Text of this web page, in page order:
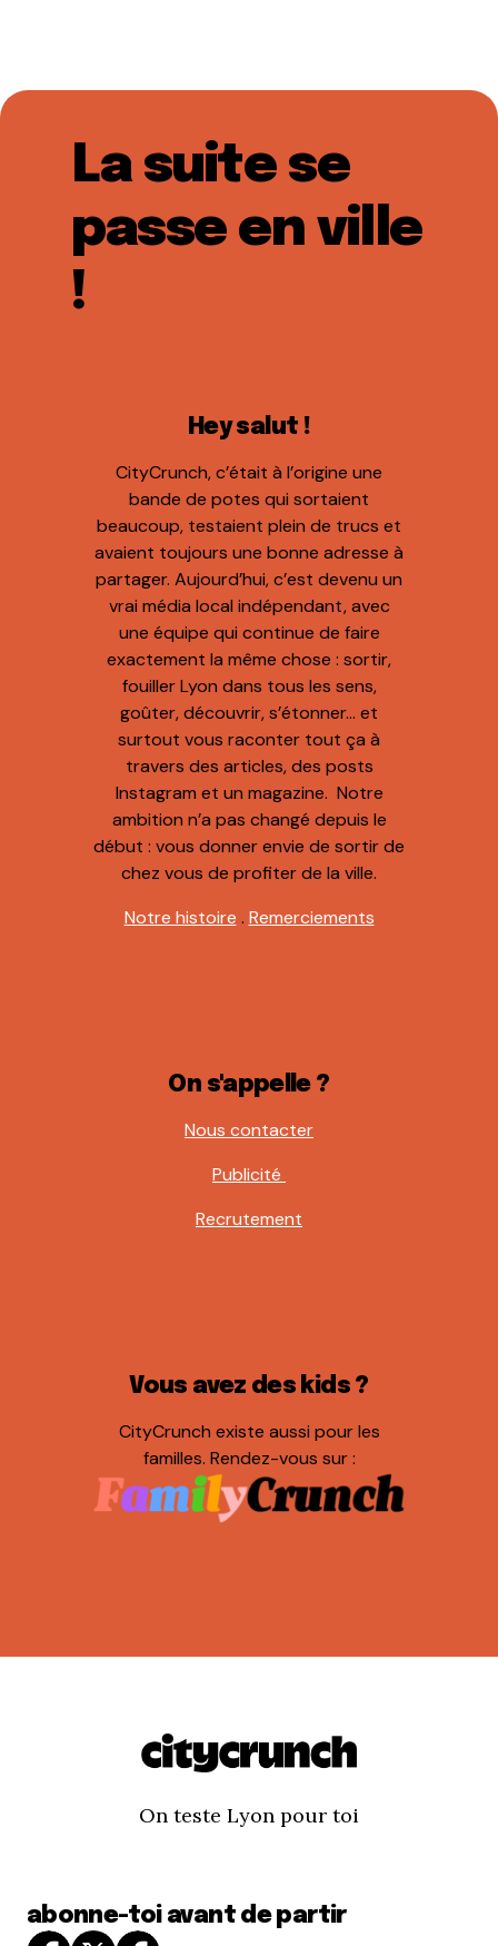
La suite se
passe en ville
!
Hey salut !
CityCrunch, c’était à l’origine une
bande de potes qui sortaient
beaucoup, testaient plein de trucs et
avaient toujours une bonne adresse à
partager. Aujourd’hui, c’est devenu un
vrai média local indépendant, avec
une équipe qui continue de faire
exactement la même chose : sortir,
fouiller Lyon dans tous les sens,
goûter, découvrir, s’étonner… et
surtout vous raconter tout ça à
travers des articles, des posts
Instagram et un magazine. Notre
ambition n’a pas changé depuis le
début : vous donner envie de sortir de
chez vous de profiter de la ville.
Notre histoire . Remerciements
On s'appelle ?
Nous contacter
Publicité
Recrutement
Vous avez des kids ?
CityCrunch existe aussi pour les
familles. Rendez-vous sur :
On teste Lyon pour toi
abonne-toi avant de partir